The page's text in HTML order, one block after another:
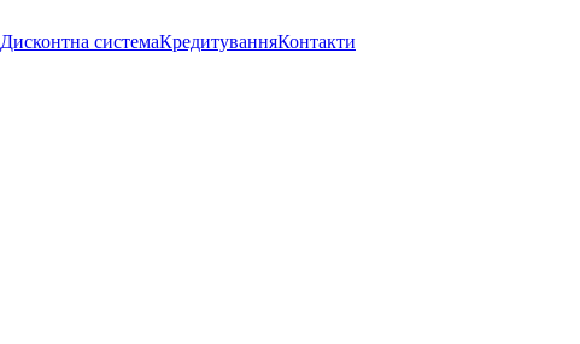
Дисконтна системаКредитуванняКонтакти